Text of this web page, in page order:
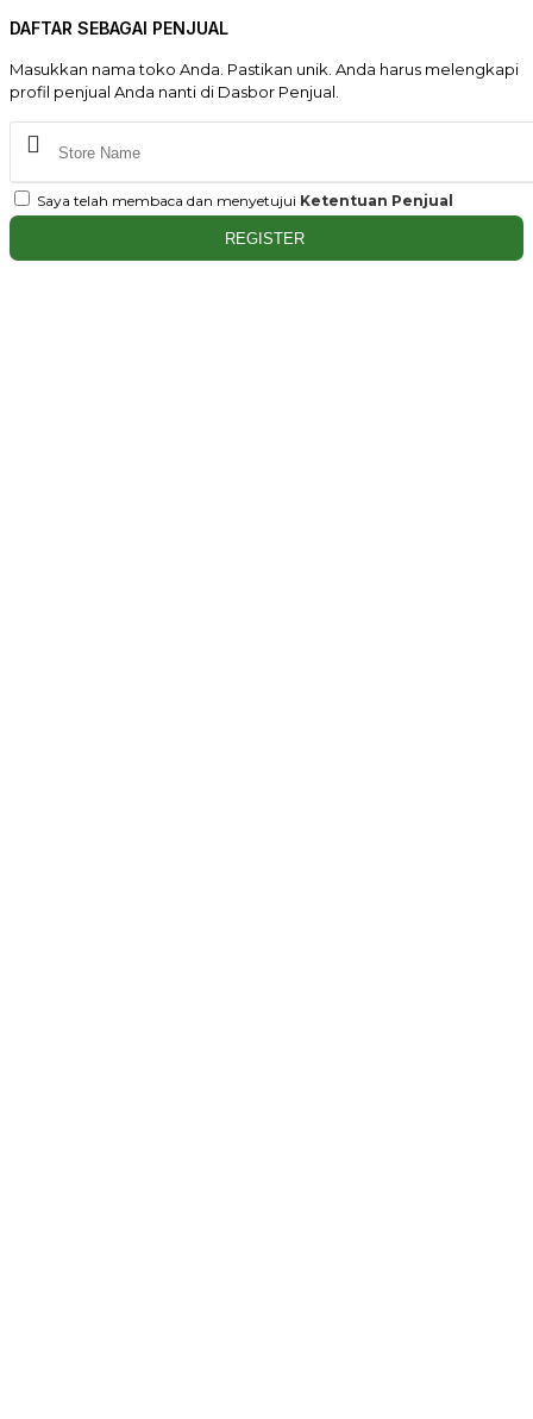
DAFTAR SEBAGAI PENJUAL
Masukkan nama toko Anda. Pastikan unik. Anda harus melengkapi
profil penjual Anda nanti di Dasbor Penjual.
Saya telah membaca dan menyetujui Ketentuan Penjual
REGISTER